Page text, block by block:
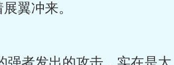
翼冲来。
者发出的攻击，实在是太